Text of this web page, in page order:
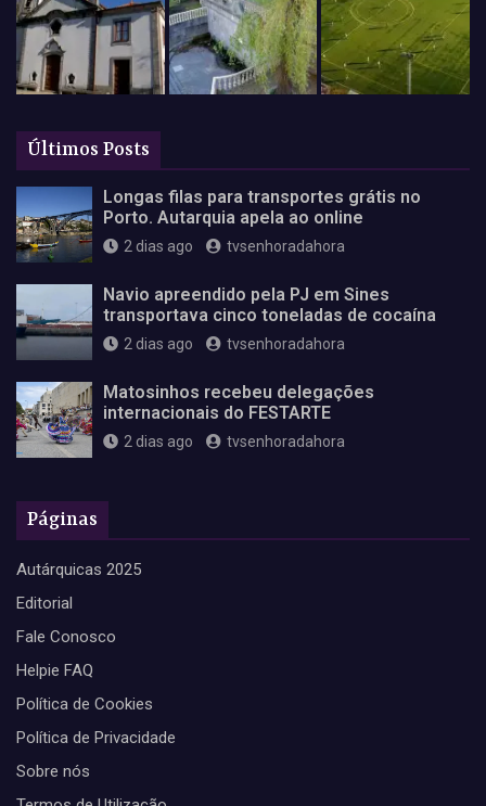
Últimos Posts
Longas filas para transportes grátis no
Porto. Autarquia apela ao online
2 dias ago tvsenhoradahora
Navio apreendido pela PJ em Sines
transportava cinco toneladas de cocaína
2 dias ago tvsenhoradahora
Matosinhos recebeu delegações
internacionais do FESTARTE
2 dias ago tvsenhoradahora
Páginas
Autárquicas 2025
Editorial
Fale Conosco
Helpie FAQ
Política de Cookies
Política de Privacidade
Sobre nós